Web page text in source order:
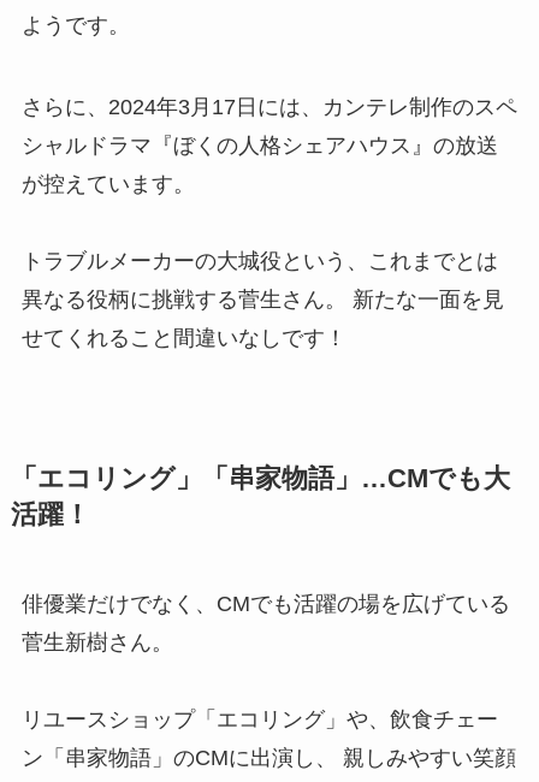
ようです。
さらに、2024年3月17日には、カンテレ制作のスペ
シャルドラマ『ぼくの人格シェアハウス』の放送
が控えています。
トラブルメーカーの大城役という、これまでとは
異なる役柄に挑戦する菅生さん。 新たな一面を見
せてくれること間違いなしです！
「エコリング」「串家物語」…CMでも大
活躍！
俳優業だけでなく、CMでも活躍の場を広げている
菅生新樹さん。
リユースショップ「エコリング」や、飲食チェー
ン「串家物語」のCMに出演し、 親しみやすい笑顔